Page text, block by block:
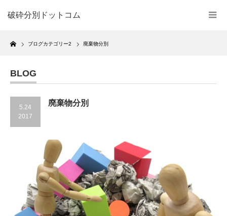
破砕分別ドットコム
Home
ブログカテゴリー2 廃棄物分別
BLOG
5.24
2017
廃棄物分別